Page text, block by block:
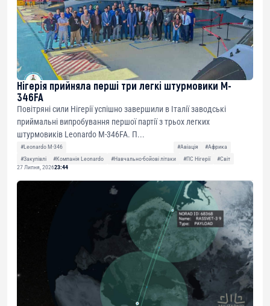
Нігерія прийняла перші три легкі штурмовики M-
346FA
Повітряні сили Нігерії успішно завершили в Італії заводські
приймальні випробування першої партії з трьох легких
штурмовиків Leonardo M-346FA. П...
#Leonardo M-346 #Авіація
#Африка
#Закупівлі
#Компанія Leonardo #Навчально-бойові літаки #ПС Нігерії
#Світ
27 Липня, 202623:44